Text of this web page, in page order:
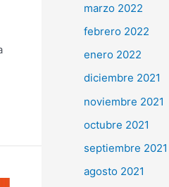
marzo 2022
febrero 2022
enero 2022
diciembre 2021
noviembre 2021
octubre 2021
septiembre 2021
agosto 2021